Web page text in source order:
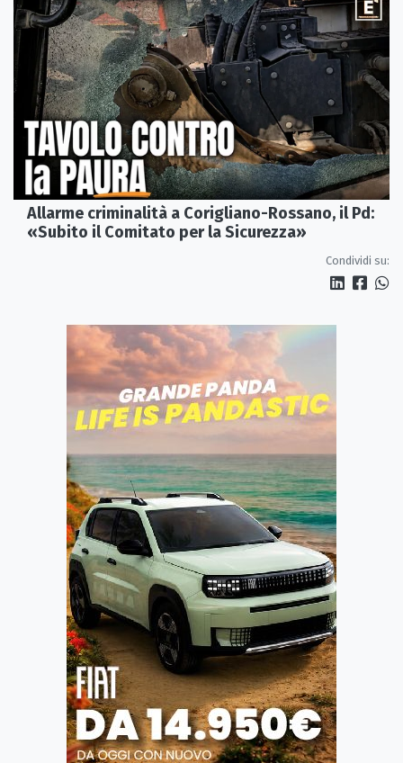
Allarme criminalità a Corigliano-Rossano, il Pd:
«Subito il Comitato per la Sicurezza»
Condividi su: